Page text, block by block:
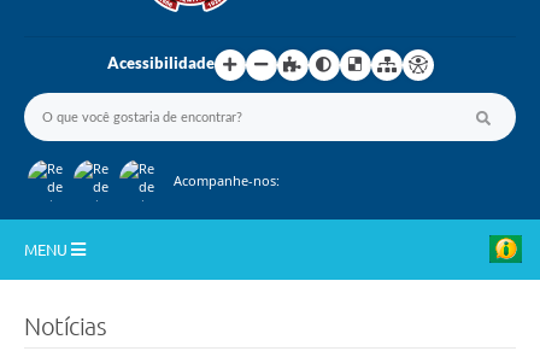
Acessibilidade
Acompanhe-nos:
MENU
Notícias